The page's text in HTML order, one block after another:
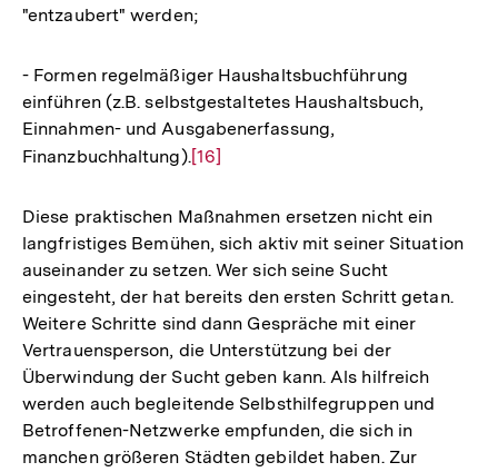
"entzaubert" werden;
- Formen regelmäßiger Haushaltsbuchführung
einführen (z.B. selbstgestaltetes Haushaltsbuch,
Einnahmen- und Ausgabenerfassung,
Finanzbuchhaltung).Zur
der
Fußnote
[16]
Diese praktischen Maßnahmen ersetzen nicht ein
langfristiges Bemühen, sich aktiv mit seiner Situation
auseinander zu setzen. Wer sich seine Sucht
eingesteht, der hat bereits den ersten Schritt getan.
Weitere Schritte sind dann Gespräche mit einer
Vertrauensperson, die Unterstützung bei der
Überwindung der Sucht geben kann. Als hilfreich
werden auch begleitende Selbsthilfegruppen und
Betroffenen-Netzwerke empfunden, die sich in
manchen größeren Städten gebildet haben. Zur